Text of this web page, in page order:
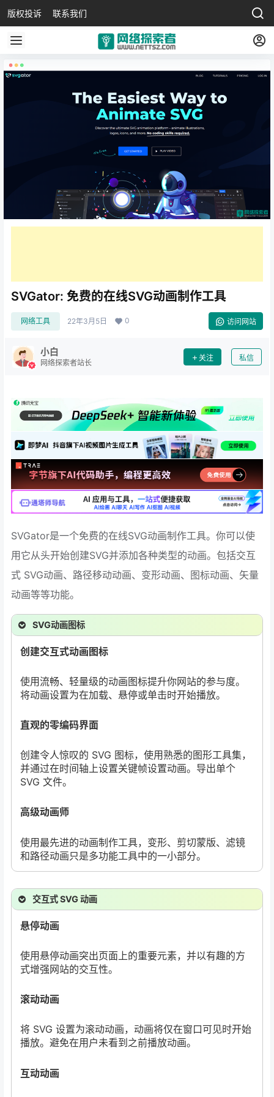
版权投诉 联系我们
SVGator: 免费的在线SVG动画制作工具
网络工具 22年3月5日 0 访问网站
小白
网络探索者站长
关注 私信
SVGator是一个免费的在线SVG动画制作工具。你可以使
用它从头开始创建SVG并添加各种类型的动画。包括交互
式 SVG动画、路径移动动画、变形动画、图标动画、矢量
动画等等功能。
SVG动画图标
创建交互式动画图标
使用流畅、轻量级的动画图标提升你网站的参与度。
将动画设置为在加载、悬停或单击时开始播放。
直观的零编码界面
创建令人惊叹的 SVG 图标，使用熟悉的图形工具集，
并通过在时间轴上设置关键帧设置动画。导出单个
SVG 文件。
高级动画师
使用最先进的动画制作工具，变形、剪切蒙版、滤镜
和路径动画只是多功能工具中的一小部分。
交互式 SVG 动画
悬停动画
使用悬停动画突出页面上的重要元素，并以有趣的方
式增强网站的交互性。
滚动动画
将 SVG 设置为滚动动画，动画将仅在窗口可见时开始
播放。避免在用户未看到之前播放动画。
互动动画